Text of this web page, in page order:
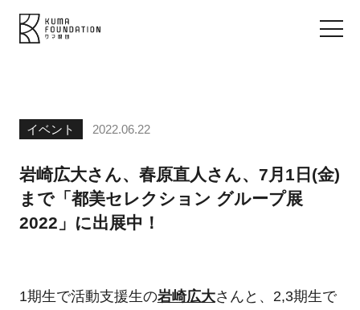
イベント 2022.06.22
岩崎広大さん、春原直人さん、7月1日(金)
まで「都美セレクション グループ展
2022」に出展中！
1期生で活動支援生の岩崎広大さんと、2,3期生で